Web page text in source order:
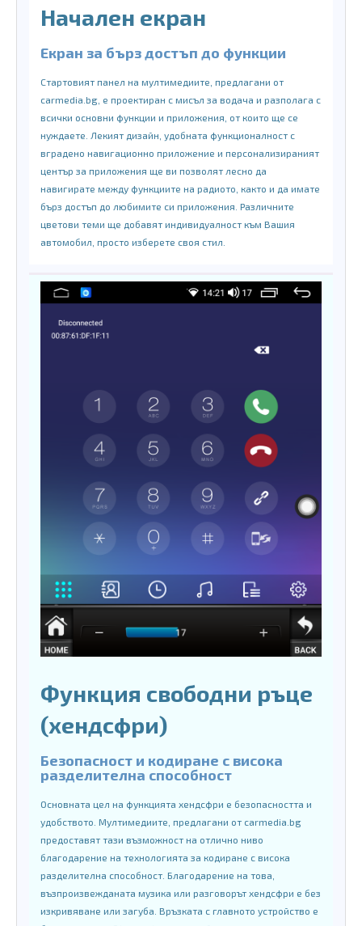
Начален екран
Екран за бърз достъп до функции
Стартовият панел на мултимедиите, предлагани от
carmedia.bg, е проектиран с мисъл за водача и разполага с
всички основни функции и приложения, от които ще се
нуждаете. Лекият дизайн, удобната функционалност с
вградено навигационно приложение и персонализираният
център за приложения ще ви позволят лесно да
навигирате между функциите на радиото, както и да имате
бърз достъп до любимите си приложения. Различните
цветови теми ще добавят индивидуалност към Вашия
автомобил, просто изберете своя стил.
Функция свободни ръце
(хендсфри)
Безопасност и кодиране с висока
разделителна способност
Основната цел на функцията хендсфри е безопасността и
удобството. Мултимедиите, предлагани от carmedia.bg
предоставят тази възможност на отлично ниво
благодарение на технологията за кодиране с висока
разделителна способност. Благодарение на това,
възпроизвежданата музика или разговорът хендсфри е без
изкривяване или загуба. Връзката с главното устройство е